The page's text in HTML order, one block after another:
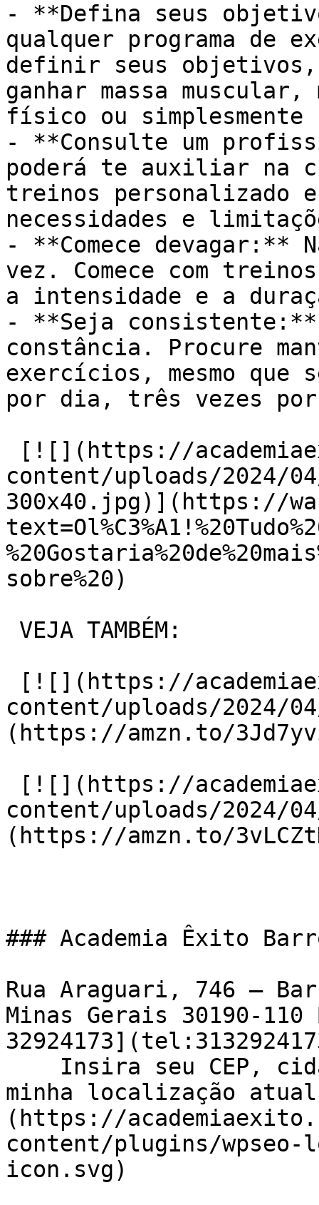
- **Defina seus
qualquer programa de
definir seus
ganhar massa
físico ou
- **Consulte um
poderá te auxiliar na
treinos personalizado
necessidades e
- **Comece devagar:**
vez. Comece com
a intensidade e a
- **Seja consistente:**
constância. Procure
exercícios, mesmo que
por dia, três vezes por
content/uploads/2024/
300x40.jpg)](https://
sobre%20)
content/uploads/2024/
(https://amzn.to/
content/uploads/2024/
(https://amzn.to/
### Academia Êxito
Rua Araguari, 746 –
Minas Gerais 30190-
minha localização
(https://
content/plugins/
icon.svg)